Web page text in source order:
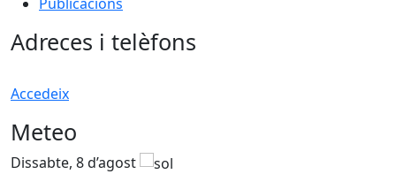
Adreces i telèfons
Accedeix
Meteo
Dissabte, 8 d’agost